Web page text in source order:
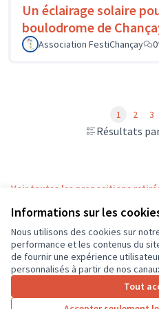
Informations sur les
Nous utilisons des cookies sur
performance et les contenus du
de fournir une expérience
personnalisés à partir de nos
Tout
Un éclairage solaire
boulodrome de
Association FestiChançay
0
Résultats
1 2 3
Voir toutes les propositions
Conditions d'utilisation
Paramètres des cookies
CD37 sur X
(Lien externe)
CD37 sur Facebook
CD37 sur Instagram
CD37 sur YouTube
(Lien externe)